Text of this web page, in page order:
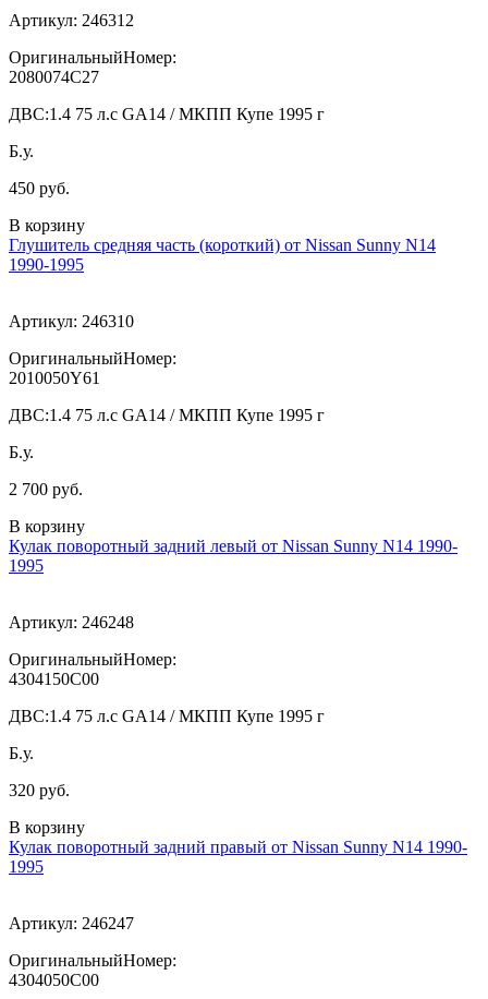
Артикул: 246312
ОригинальныйНомер:
2080074C27
ДВС:1.4 75 л.с GA14 / МКПП Купе 1995 г
Б.у.
450 руб.
В корзину
Глушитель средняя часть (короткий) от Nissan Sunny N14
1990-1995
Артикул: 246310
ОригинальныйНомер:
2010050Y61
ДВС:1.4 75 л.с GA14 / МКПП Купе 1995 г
Б.у.
2 700 руб.
В корзину
Кулак поворотный задний левый от Nissan Sunny N14 1990-
1995
Артикул: 246248
ОригинальныйНомер:
4304150C00
ДВС:1.4 75 л.с GA14 / МКПП Купе 1995 г
Б.у.
320 руб.
В корзину
Кулак поворотный задний правый от Nissan Sunny N14 1990-
1995
Артикул: 246247
ОригинальныйНомер:
4304050C00